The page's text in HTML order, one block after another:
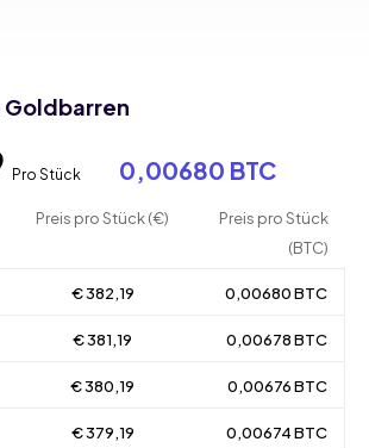
Goldbarren
Pro Stück 0,00680 BTC
Preis pro Stück (€)
Preis pro Stück
(BTC)
€ 382,19 0,00680 BTC
€ 381,19 0,00678 BTC
€ 380,19 0,00676 BTC
€ 379,19 0,00674 BTC